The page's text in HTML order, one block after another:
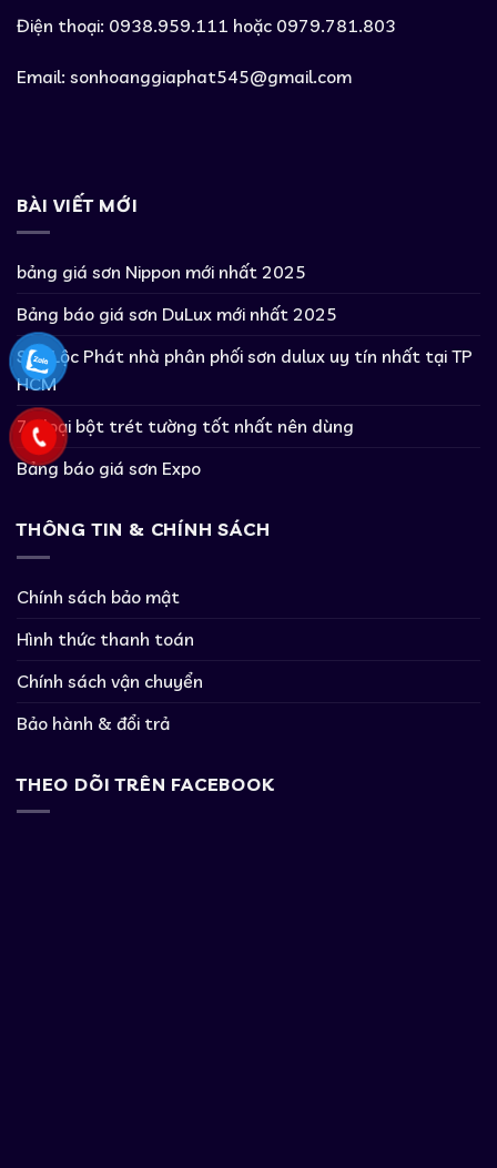
Điện thoại: 0938.959.111 hoặc 0979.781.803
Email: sonhoanggiaphat545@gmail.com
BÀI VIẾT MỚI
bảng giá sơn Nippon mới nhất 2025
Bảng báo giá sơn DuLux mới nhất 2025
Sơn Lộc Phát nhà phân phối sơn dulux uy tín nhất tại TP
HCM
7+ loại bột trét tường tốt nhất nên dùng
Bảng báo giá sơn Expo
THÔNG TIN & CHÍNH SÁCH
Chính sách bảo mật
Hình thức thanh toán
Chính sách vận chuyển
Bảo hành & đổi trả
THEO DÕI TRÊN FACEBOOK